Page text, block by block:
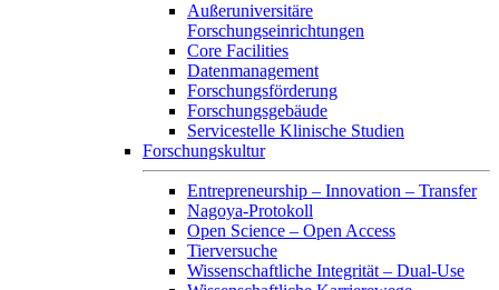
Außeruniversitäre
Forschungseinrichtungen
Core Facilities
Datenmanagement
Forschungsförderung
Forschungsgebäude
Servicestelle Klinische Studien
Forschungskultur
Entrepreneurship – Innovation – Transfer
Nagoya-Protokoll
Open Science – Open Access
Tierversuche
Wissenschaftliche Integrität – Dual-Use